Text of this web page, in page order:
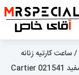
/ ساعت کارتیه زنانه
مدل بایگنور بند چرم مشکی قاب رزگلد صفحه سفید 021541 Cartier